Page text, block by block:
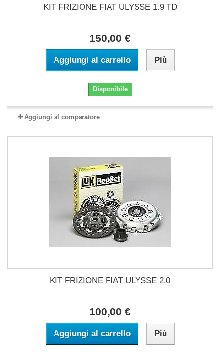
KIT FRIZIONE FIAT ULYSSE 1.9 TD
150,00 €
Aggiungi al carrello Più
Disponibile
Aggiungi al comparatore
KIT FRIZIONE FIAT ULYSSE 2.0
100,00 €
Aggiungi al carrello Più